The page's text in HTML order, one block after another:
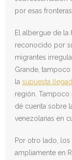
por esas fronteras.
El albergue de la
reconocido por
migrantes
Grande,
la supuesta
región.
dé cuenta sobre
venezolanas en
Por otro lado,
ampliamente en